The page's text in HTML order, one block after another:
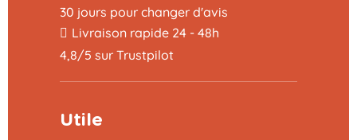
30 jours pour changer d'avis
Livraison rapide 24 - 48h
4,8/5 sur Trustpilot
Utile